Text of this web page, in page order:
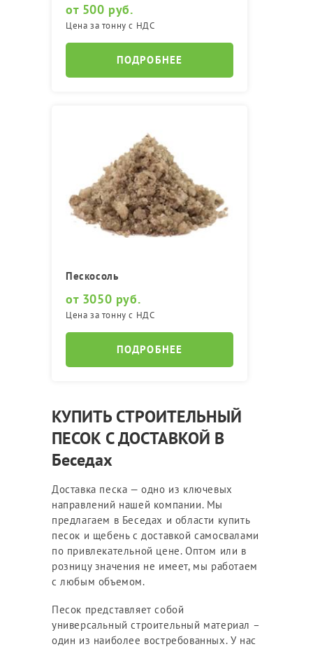
от 500 руб.
Цена за тонну с НДС
ПОДРОБНЕЕ
Пескосоль
от 3050 руб.
Цена за тонну с НДС
ПОДРОБНЕЕ
КУПИТЬ СТРОИТЕЛЬНЫЙ
ПЕСОК С ДОСТАВКОЙ В
Беседах
Доставка песка — одно из ключевых
направлений нашей компании. Мы
предлагаем в Беседах и области купить
песок и щебень с доставкой самосвалами
по привлекательной цене. Оптом или в
розницу значения не имеет, мы работаем
с любым объемом.
Песок представляет собой
универсальный строительный материал –
один из наиболее востребованных. У нас